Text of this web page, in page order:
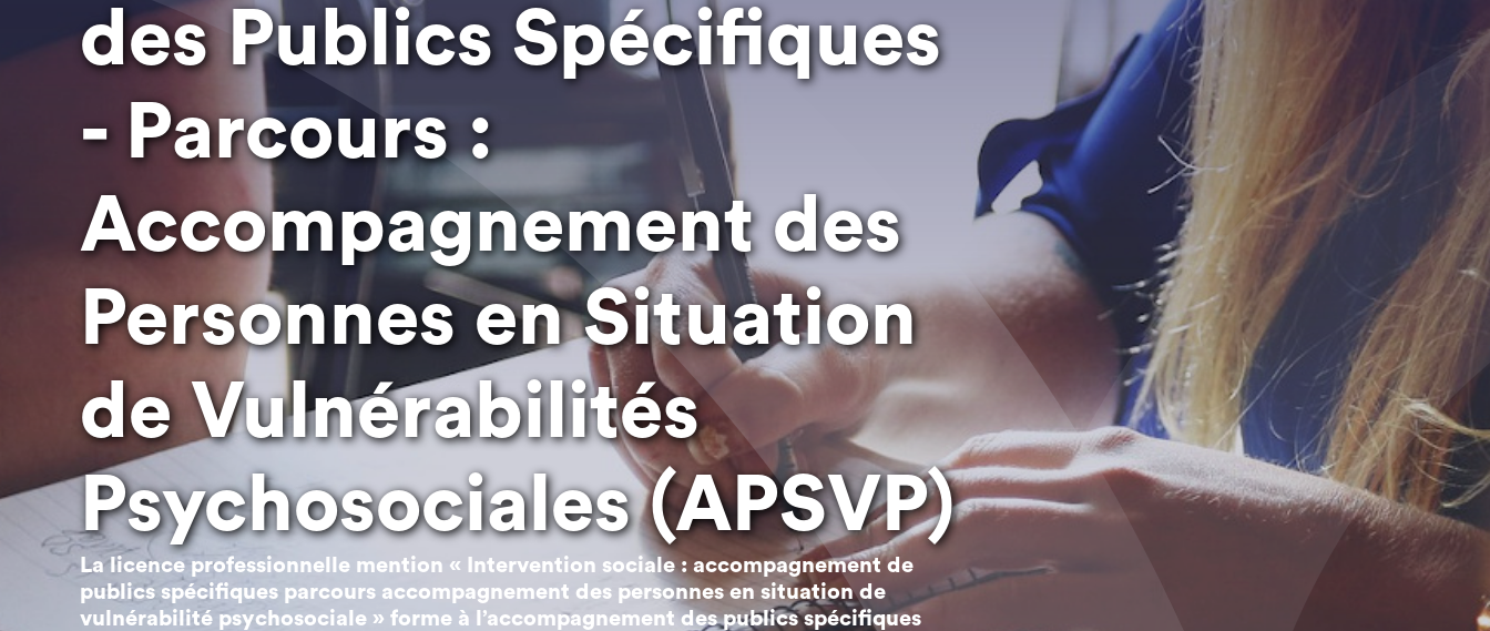
des Publics Spécifiques
- Parcours :
Accompagnement des
Personnes en Situation
de Vulnérabilités
Psychosociales (APSVP)
La licence professionnelle mention « Intervention sociale : accompagnement de
publics spécifiques parcours accompagnement des personnes en situation de
vulnérabilité psychosociale » forme à l’accompagnement des publics spécifiques